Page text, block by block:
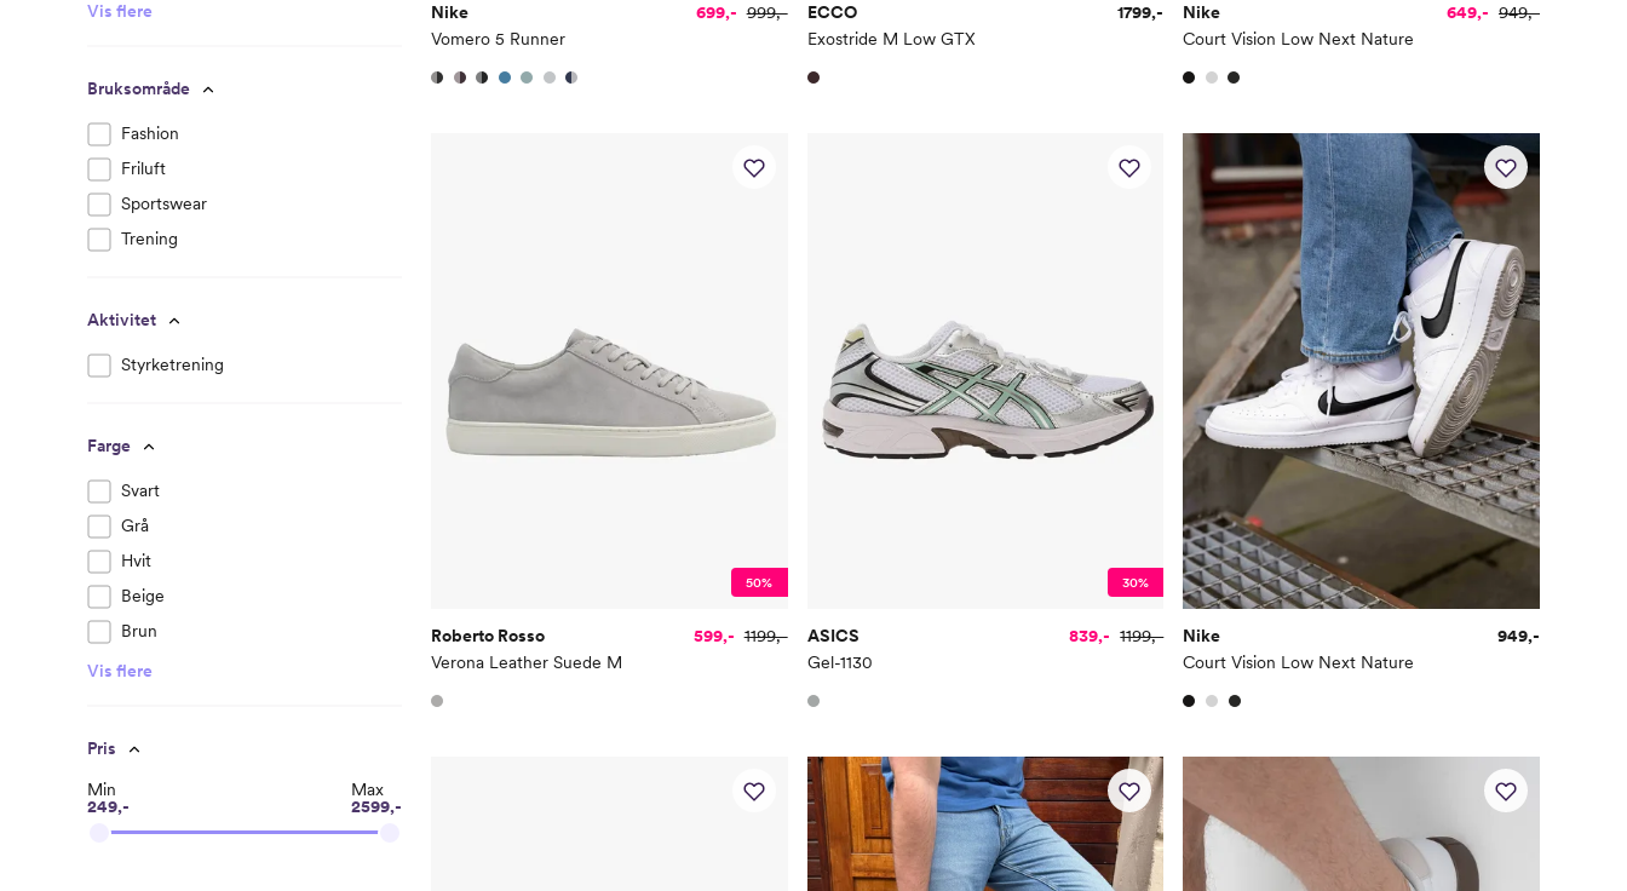
Vis flere
Bruksområde
Fashion
Friluft
Sportswear
Trening
Aktivitet
Styrketrening
Farge
Svart
Grå
Hvit
Beige
Brun
Vis flere
Pris
Min
249,-
Max
2599,-
Nike
Vomero 5 Runner
699,- 999,-
ECCO
Exostride M Low GTX
1799,-
Nike
Court Vision Low Next Nature
649,- 949,-
50%
Roberto Rosso
Verona Leather Suede M
599,- 1199,-
30%
ASICS
Gel-1130
839,- 1199,-
Nike
Court Vision Low Next Nature
949,-